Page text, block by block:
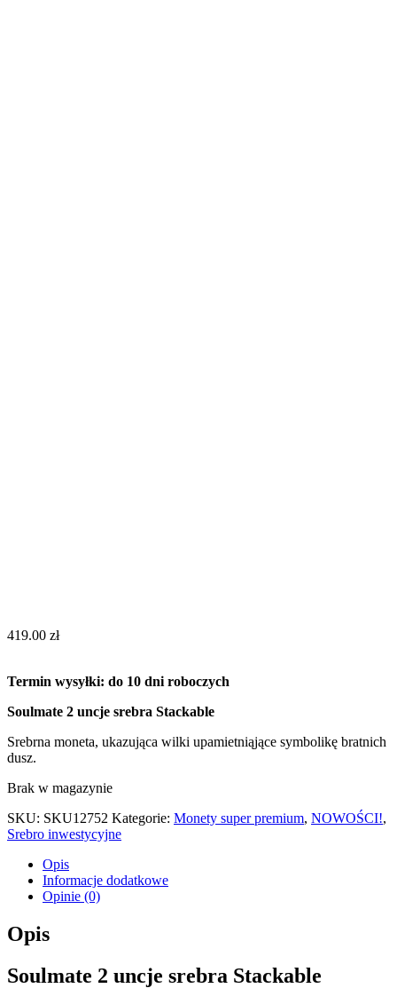
419.00 zł
Termin wysyłki: do 10 dni roboczych
Soulmate 2 uncje srebra Stackable
Srebrna moneta, ukazująca wilki upamietniąjące symbolikę bratnich
dusz.
Brak w magazynie
SKU: SKU12752 Kategorie: Monety super premium, NOWOŚCI!,
Srebro inwestycyjne
Opis
Informacje dodatkowe
Opinie (0)
Opis
Soulmate 2 uncje srebra Stackable